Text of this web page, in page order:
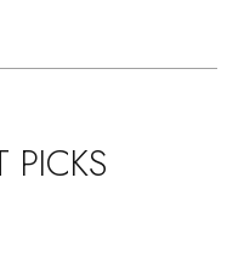
PICKS